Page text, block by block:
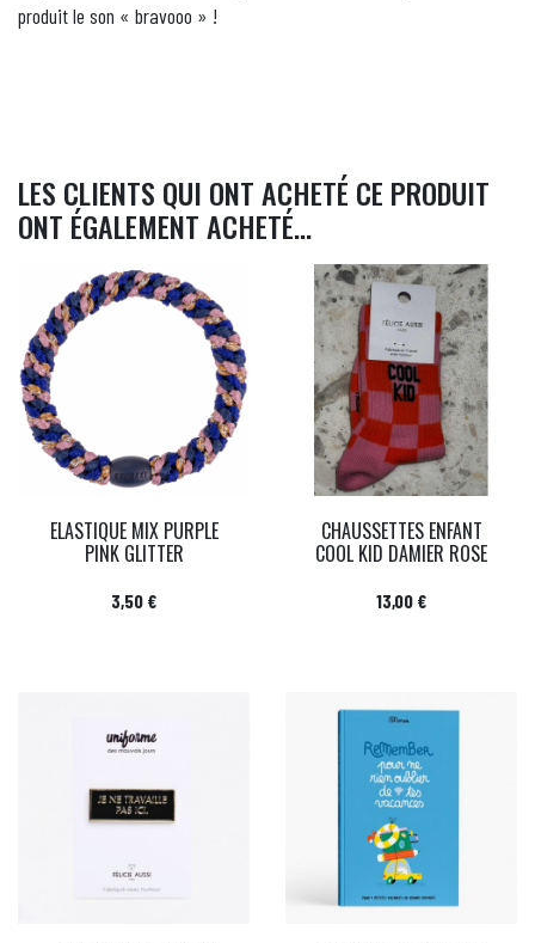
produit le son « bravooo » !
LES CLIENTS QUI ONT ACHETÉ CE PRODUIT
ONT ÉGALEMENT ACHETÉ...
ELASTIQUE MIX PURPLE
PINK GLITTER
Prix
3,50 €
CHAUSSETTES ENFANT
COOL KID DAMIER ROSE
Prix
13,00 €